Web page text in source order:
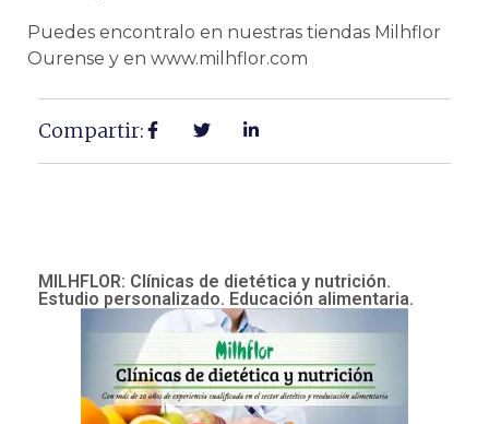
Puedes encontralo en nuestras tiendas Milhflor
Ourense y en www.milhflor.com
Compartir:
MILHFLOR: Clínicas de dietética y nutrición.
Estudio personalizado. Educación alimentaria.